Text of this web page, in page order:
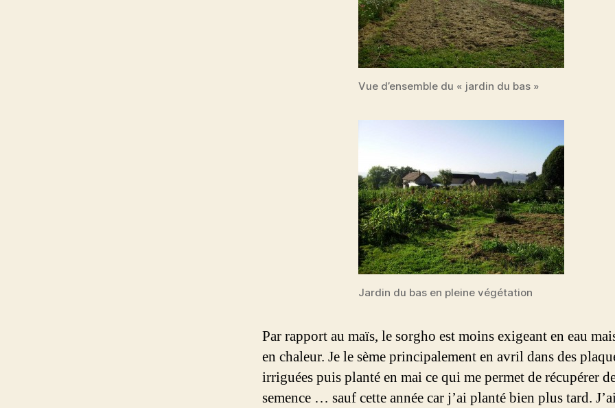
Vue d’ensemble du « jardin du bas »
Jardin du bas en pleine végétation
Par rapport au maïs, le sorgho est moins exigeant en eau
en chaleur. Je le sème principalement en avril dans des
irriguées puis planté en mai ce qui me permet de récupérer
semence … sauf cette année car j’ai planté bien plus tard.